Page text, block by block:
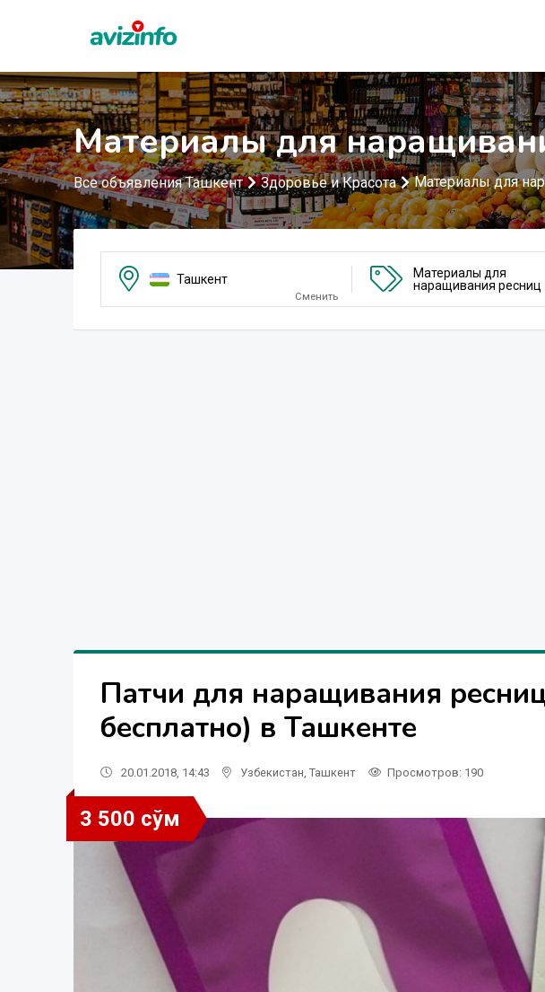
Материалы для
Все объявления Ташкент Здоровье и Красота Материалы для
Ташкент
Сменить
Материалы для
наращивания ресниц
Патчи для наращивания
бесплатно) в Ташкенте
20.01.2018, 14:43 Узбекистан Ташкент Просмотров: 190
3 500 сўм